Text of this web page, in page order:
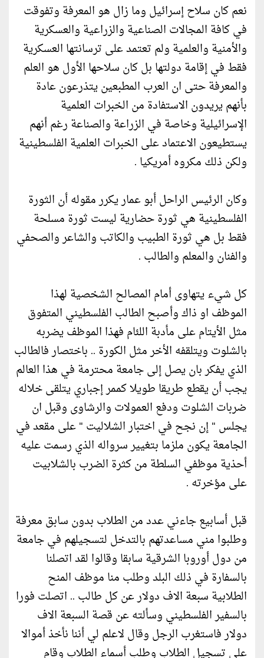
نعم كان سلاح إسرائيل وما زال هو المعرفة وتفوقت
في كافة المجالات الصناعية والزراعية والعسكرية
والأمنية والعلمية ولم تعتمد على ترسانتها العسكرية
فقط في إقامة دولتها بل كان سلاحها الأول هو العلم
والمعرفة حتى ان العرب المطبعين يتذرعون عادة
بأنهم يريدون الاستفادة من الخبرات العلمية
الإسرائيلية وخاصة في الزراعة والصناعة رغم أنهم
يستطيعون الاعتماد على الخبرات العلمية الفلسطينية
ولكن ذلك مكروه أمريكيا .
وكان الرئيس الراحل أبو عمار يكرر مقوله أن الثورة
الفلسطينية هي ثورة حضارية ليست ثورة مسلحة
فقط بل هي ثورة الطبيب والكاتب والشاعر والصحفي
والفنان والمعلم والطالب .
كل شيء يتهاوى أمام المصالح الشخصية لهذا
الموظف او ذاك وأصبح الطالب الفلسطيني المتفوق
مثل الأيتام على مأدبة اللئام فهذا الموظف يضربه
بالشلوت ويتلقفه الأخر مثل الكورة .. باختصار فالطالب
الذي يفكر بان يصل إلى جامعة محترمة في هذا العالم
يجب أن يقطع طريقا طويلا كممر إجباري يتلقى خلاله
ضربات الشلوت ودفع العمولات والرشاوى وقبل ان
يجلس " إن نجح في اختبار الشلاليت " على مقعد في
الجامعة يكون ملزما بتغيير سرواله الذي رسمت عليه
أحذية موظفي السلطة من كثرة الضرب بالشلابيت
على مؤخرته .
قبل أسابيع جاءني عدد من الطلاب بدون سابق معرفة
وطلبوا مني مساعدتهم بالتدخل لتسجيلهم في جامعة
من دول أوروبا الشرقية سابقا وقالوا لقد اتصلنا
بالسفارة في ذلك البلد وطلب منا موظف المنح
الطلابية سبعة الاف دولار عن كل طالب .. اتصلت فورا
بالسفير الفلسطيني وسألته عن قصة السبعة الاف
دولار فاستغرب الرجل وقال لاعلم لي أننا نأخذ أموالا
على تسجيل الطلاب وطلب أسماء الطلاب وقام